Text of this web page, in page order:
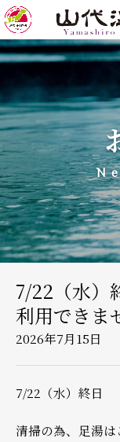
7/22（水
利用できま
2026年7月15日
7/22（水）終日
清掃の為、足湯は